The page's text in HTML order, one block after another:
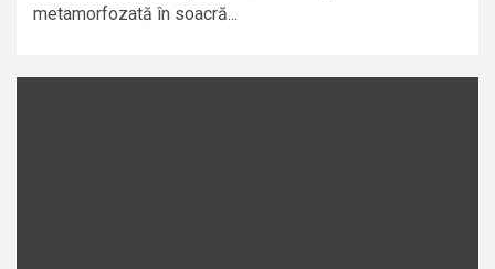
metamorfozată în soacră...